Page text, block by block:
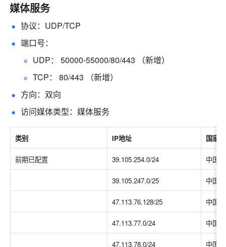
媒体服务
协议：UDP/TCP
端口号：
UDP： 50000-55000/80/443 （新增）
TCP： 80/443 （新增）
方向：双向
访问媒体类型：媒体服务
类别 IP地址 国家/
前期已配置 39.105.254.0/24 中国
39.105.247.0/25 中国
47.113.76.128/25 中国
47.113.77.0/24 中国
47.113.78.0/24 中国